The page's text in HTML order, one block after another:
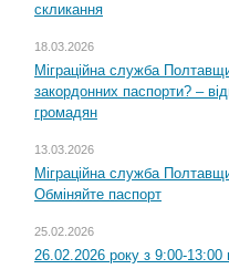
скликання
18.03.2026
Міграційна служба
закордонних паспорти? –
громадян
13.03.2026
Міграційна служба
Обміняйте паспорт
25.02.2026
26.02.2026 року з 9:00-